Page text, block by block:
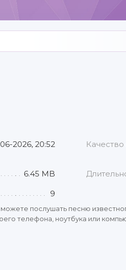
2026, 20:52
6.45 MB
9
послушать песню
телефона, ноутбука или